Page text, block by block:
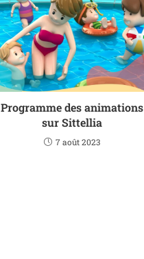
Programme des animations
sur Sittellia
7 août 2023